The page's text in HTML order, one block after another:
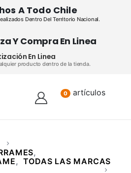
A Todo Chile
Dentro Del Territorio Nacional.
Y Compra En Linea
En Linea
producto dentro de la tienda.
0 artículos
,
, TODAS LAS MARCAS